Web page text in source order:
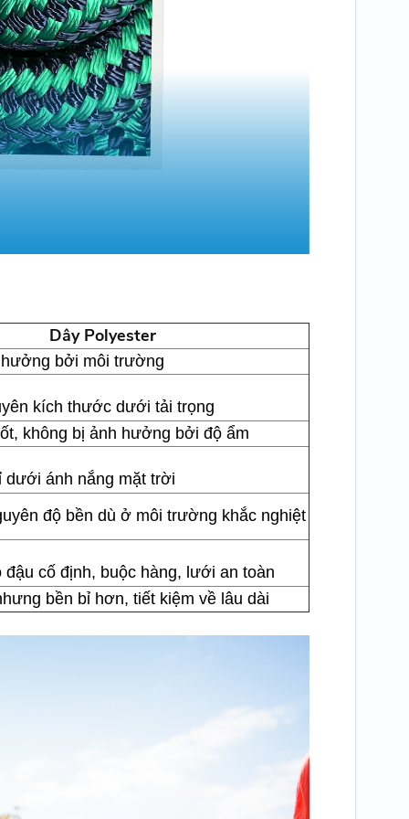
Dây Polyester
bởi môi trường
kích thước dưới tải trọng
không bị ảnh hưởng bởi độ ẩm
dưới ánh nắng mặt trời
độ bền dù ở môi trường khắc nghiệt
đậu cố định, buộc hàng, lưới an toàn
bền bỉ hơn, tiết kiệm về lâu dài